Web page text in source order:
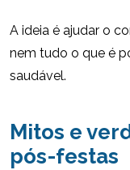
A ideia é ajudar o
nem tudo o que é
saudável.
Mitos e
pós-festas